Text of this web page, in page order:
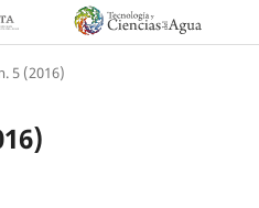
5 (2016)